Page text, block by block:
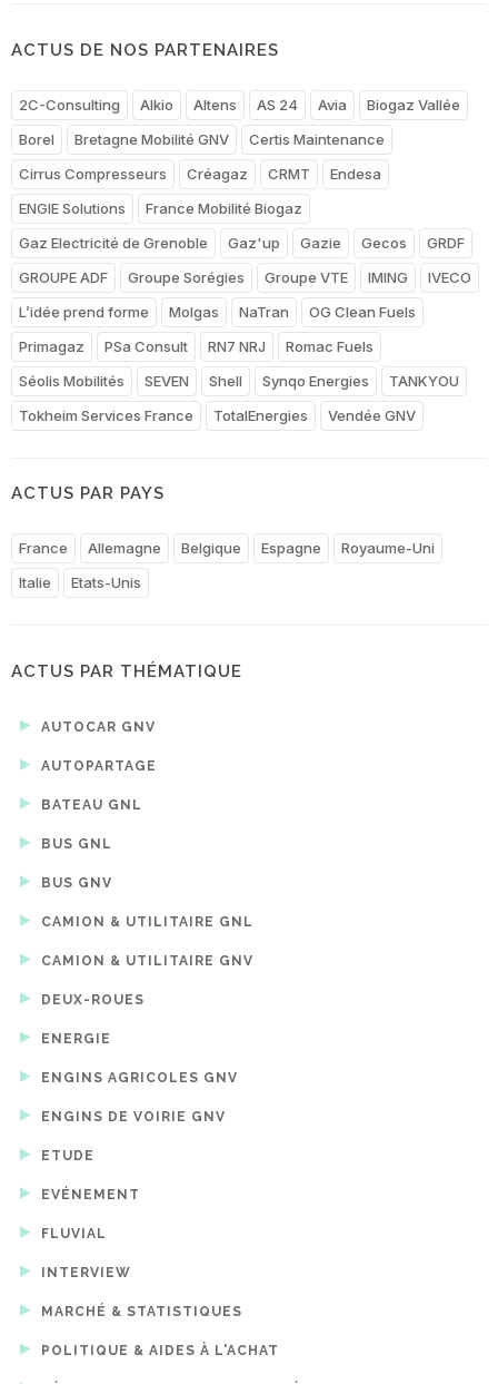
ACTUS DE NOS PARTENAIRES
2C-Consulting Alkio Altens AS 24 Avia
Biogaz Vallée
Borel
Bretagne Mobilité GNV
Certis Maintenance
Cirrus Compresseurs
Créagaz CRMT
Endesa
ENGIE Solutions
France Mobilité Biogaz
Gaz Electricité de Grenoble
Gaz'up Gazie Gecos
GRDF
GROUPE ADF
Groupe Sorégies Groupe VTE IMING
IVECO
L’idée prend forme
Molgas NaTran
OG Clean Fuels
Primagaz
PSa Consult RN7 NRJ
Romac Fuels
Séolis Mobilités
SEVEN Shell Synqo Energies
TANKYOU
Tokheim Services France
TotalEnergies Vendée GNV
ACTUS PAR PAYS
France Allemagne Belgique Espagne
Royaume-Uni
Italie
Etats-Unis
ACTUS PAR THÉMATIQUE
AUTOCAR GNV
AUTOPARTAGE
BATEAU GNL
BUS GNL
BUS GNV
CAMION & UTILITAIRE GNL
CAMION & UTILITAIRE GNV
DEUX-ROUES
ENERGIE
ENGINS AGRICOLES GNV
ENGINS DE VOIRIE GNV
ETUDE
EVÉNEMENT
FLUVIAL
INTERVIEW
MARCHÉ & STATISTIQUES
POLITIQUE & AIDES À L'ACHAT